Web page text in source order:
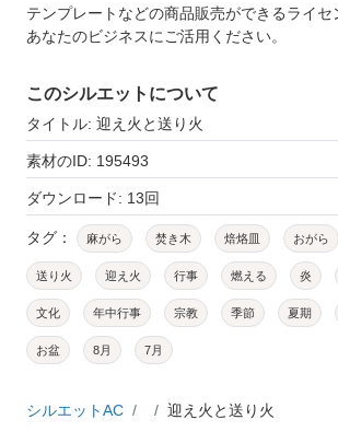
テンプレートなどの商品販売ができるライセ
あなたのビジネスにご活用ください。
このシルエットについて
タイトル: 迎え火と送り火
素材のID: 195493
ダウンロード: 13回
タグ： 麻がら 焚き木 焙烙皿 おがら
送り火 迎え火 行事 燃える 炎
文化 年中行事 宗教 季節 夏期
お盆 8月 7月
シルエットAC 迎え火と送り火